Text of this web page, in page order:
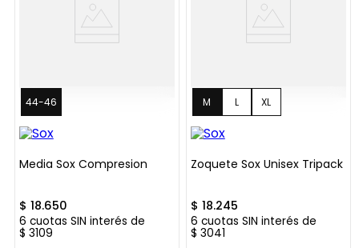
44-46
Media Sox Compresion
$ 18.650
6 cuotas SIN interés de
$ 3109
M L XL
Zoquete Sox Unisex Tripack
$ 18.245
6 cuotas SIN interés de
$ 3041